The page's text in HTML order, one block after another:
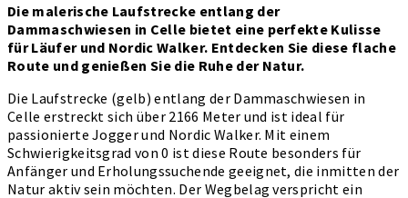
Die malerische Laufstrecke entlang der
Dammaschwiesen in Celle bietet eine perfekte Kulisse
für Läufer und Nordic Walker. Entdecken Sie diese flache
Route und genießen Sie die Ruhe der Natur.
Die Laufstrecke (gelb) entlang der Dammaschwiesen in
Celle erstreckt sich über 2166 Meter und ist ideal für
passionierte Jogger und Nordic Walker. Mit einem
Schwierigkeitsgrad von 0 ist diese Route besonders für
Anfänger und Erholungssuchende geeignet, die inmitten der
Natur aktiv sein möchten. Der Wegbelag verspricht ein